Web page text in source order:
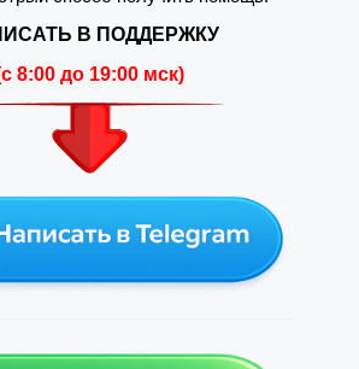
В ПОДДЕРЖКУ
8:00 до 19:00 мск)